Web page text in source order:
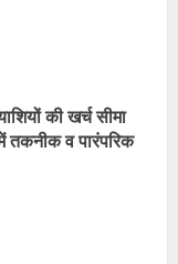
की खर्च सीमा
तकनीक व पारंपरिक